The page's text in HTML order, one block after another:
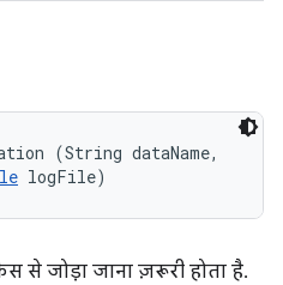
(String dataName,
logFile)
से जोड़ा जाना ज़रूरी होता है.